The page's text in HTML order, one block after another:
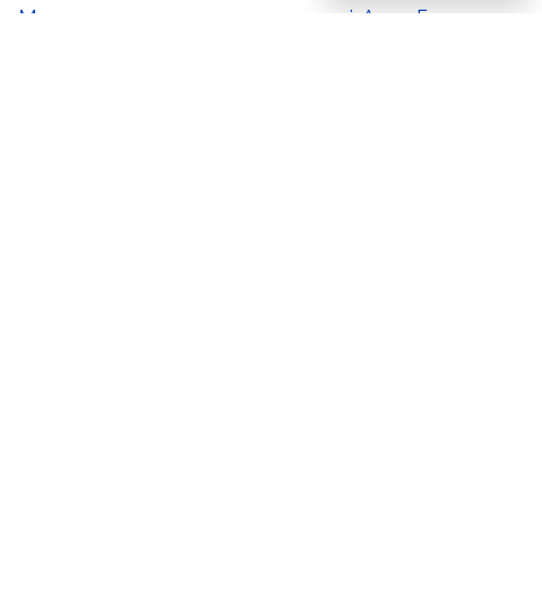
Мәдениет және ақпарат министрі Аида Ғалымқызы